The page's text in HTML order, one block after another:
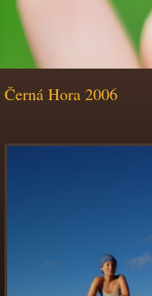
Černá Hora 2006